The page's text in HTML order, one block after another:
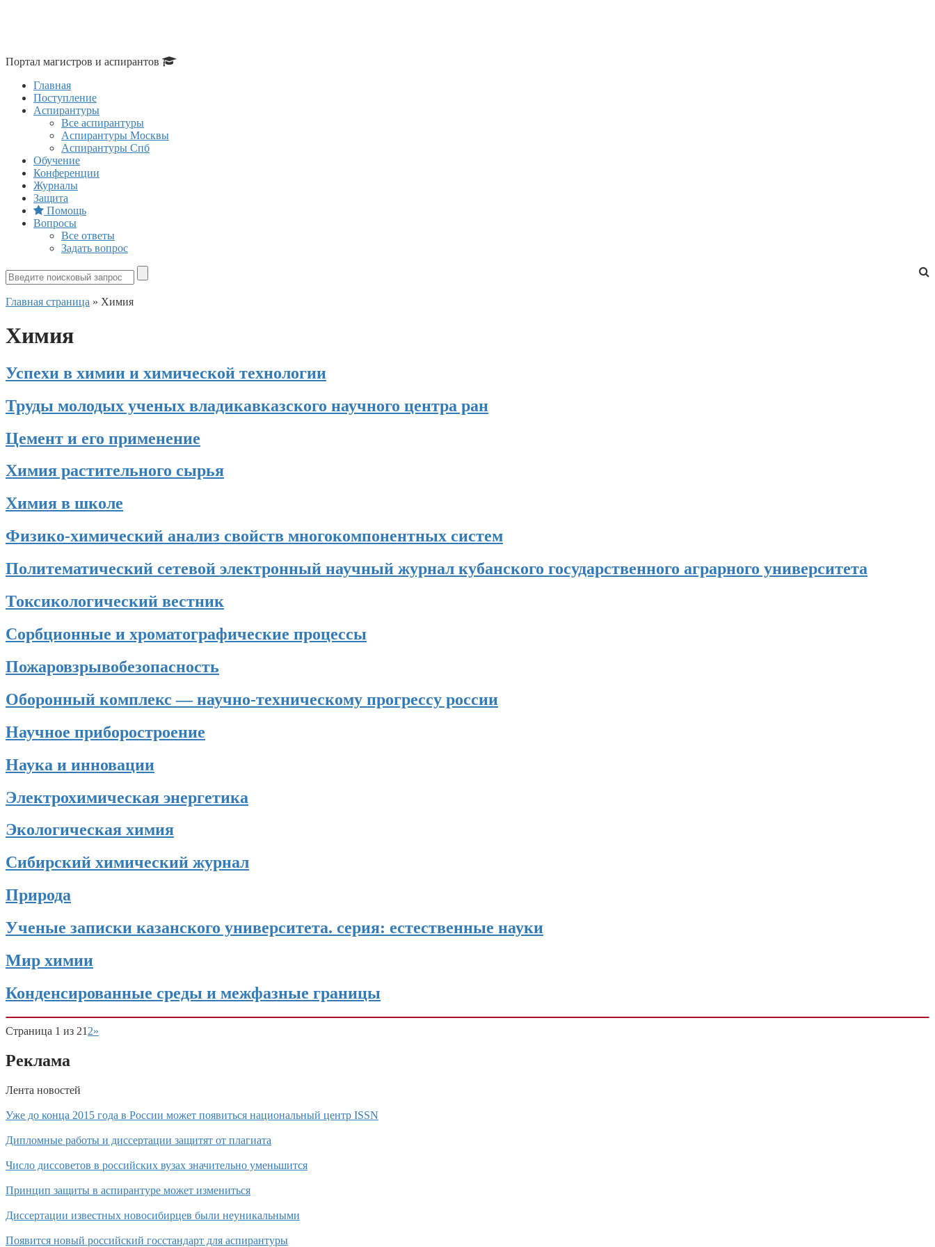
Портал магистров и аспирантов
Главная
Поступление
Аспирантуры
Все аспирантуры
Аспирантуры Москвы
Аспирантуры Спб
Обучение
Конференции
Журналы
Защита
Помощь
Вопросы
Все ответы
Задать вопрос
Главная страница » Химия
Химия
Успехи в химии и химической технологии
Труды молодых ученых владикавказского научного центра ран
Цемент и его применение
Химия растительного сырья
Химия в школе
Физико-химический анализ свойств многокомпонентных систем
Политематический сетевой электронный научный журнал кубанского государственного аграрного университета
Токсикологический вестник
Сорбционные и хроматографические процессы
Пожаровзрывобезопасность
Оборонный комплекс — научно-техническому прогрессу россии
Научное приборостроение
Наука и инновации
Электрохимическая энергетика
Экологическая химия
Сибирский химический журнал
Природа
Ученые записки казанского университета. серия: естественные науки
Мир химии
Конденсированные среды и межфазные границы
Страница 1 из 21 2»
Реклама
Лента новостей
Уже до конца 2015 года в России может появиться национальный центр ISSN
Дипломные работы и диссертации защитят от плагиата
Число диссоветов в российских вузах значительно уменьшится
Принцип защиты в аспирантуре может измениться
Диссертации известных новосибирцев были неуникальными
Появится новый российский госстандарт для аспирантуры